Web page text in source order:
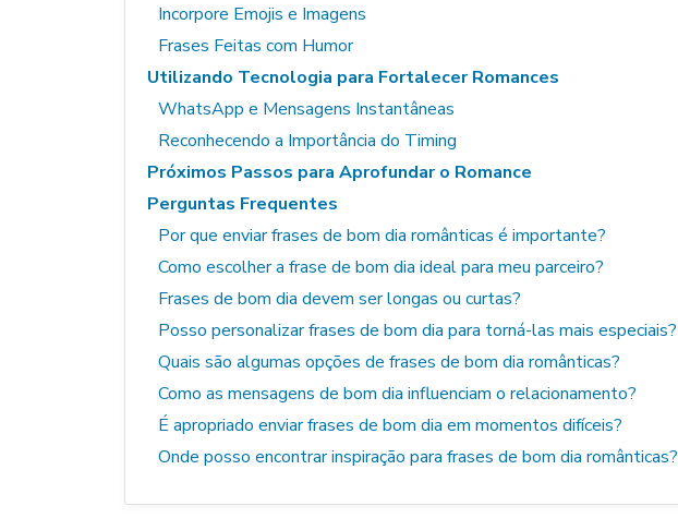
Incorpore Emojis e Imagens
Frases Feitas com Humor
Utilizando Tecnologia para Fortalecer Romances
WhatsApp e Mensagens Instantâneas
Reconhecendo a Importância do Timing
Próximos Passos para Aprofundar o Romance
Perguntas Frequentes
Por que enviar frases de bom dia românticas é importante?
Como escolher a frase de bom dia ideal para meu parceiro?
Frases de bom dia devem ser longas ou curtas?
Posso personalizar frases de bom dia para torná-las mais especiais?
Quais são algumas opções de frases de bom dia românticas?
Como as mensagens de bom dia influenciam o relacionamento?
É apropriado enviar frases de bom dia em momentos difíceis?
Onde posso encontrar inspiração para frases de bom dia românticas?